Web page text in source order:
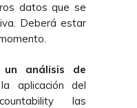
datos que se
Deberá estar
un análisis de
aplicación del
las